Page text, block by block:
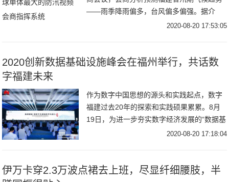
——雨季降雨偏多，台风偏多偏强。据介
绍，为了更全面应对防汛工作，目前福建省
2020-08-20 17:53:05
2020创新数据基础设施峰会在福州举行，共话数
字福建未来
作为数字中国思想的源头和实践起点，数字
福建过去20年的探索和实践硕果累累。8月
19日，为进一步夯实数字经济发展的“数据基
础设施”，激发数字经济这一新动能，由福建
2020-08-20 17:18:04
伊万卡穿2.3万波点裙去上班，尽显纤细腰肢，半